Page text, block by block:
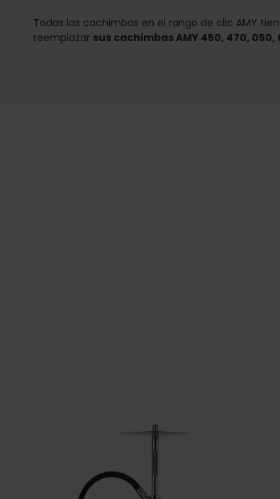
Todas las cachimbas en el rango de clic AMY
reemplazar sus cachimbas AMY 450, 470,